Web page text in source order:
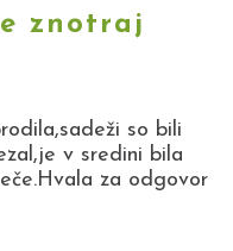
znotraj
so bili
v sredini bila
za odgovor